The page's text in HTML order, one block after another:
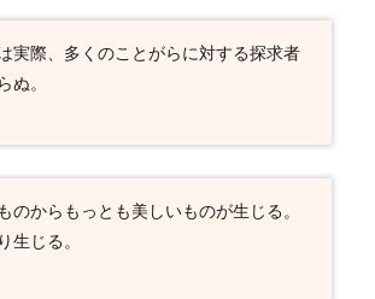
実際、多くのことがらに対する探求者
ぬ。
のからもっとも美しいものが生じる。
生じる。